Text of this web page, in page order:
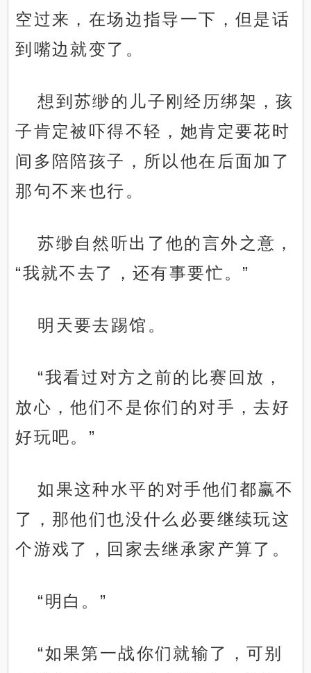
空过来，在场边指导一下，但是话
到嘴边就变了。
想到苏缈的儿子刚经历绑架，孩
子肯定被吓得不轻，她肯定要花时
间多陪陪孩子，所以他在后面加了
那句不来也行。
苏缈自然听出了他的言外之意，
“我就不去了，还有事要忙。”
明天要去踢馆。
“我看过对方之前的比赛回放，
放心，他们不是你们的对手，去好
好玩吧。”
如果这种水平的对手他们都赢不
了，那他们也没什么必要继续玩这
个游戏了，回家去继承家产算了。
“明白。”
“如果第一战你们就输了，可别